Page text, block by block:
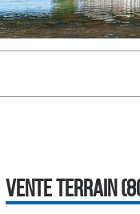
VENTE TERRAIN